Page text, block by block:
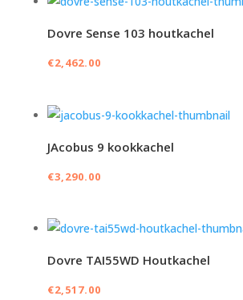
Dovre Sense 103 houtkachel
€2,462.00
JAcobus 9 kookkachel
€3,290.00
Dovre TAI55WD Houtkachel
€2,517.00